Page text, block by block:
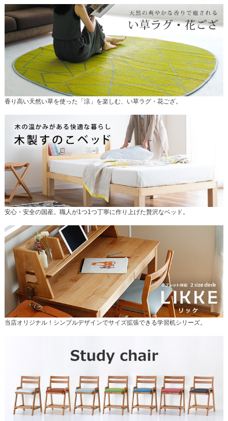
香り高い天然い草を使った「涼」を楽しむ、い草ラグ・花ござ。
安心・安全の国産。職人が1つ1つ丁寧に作り上げた贅沢なベッド。
当店オリジナル！シンプルデザインでサイズ拡張できる学習机シリーズ。